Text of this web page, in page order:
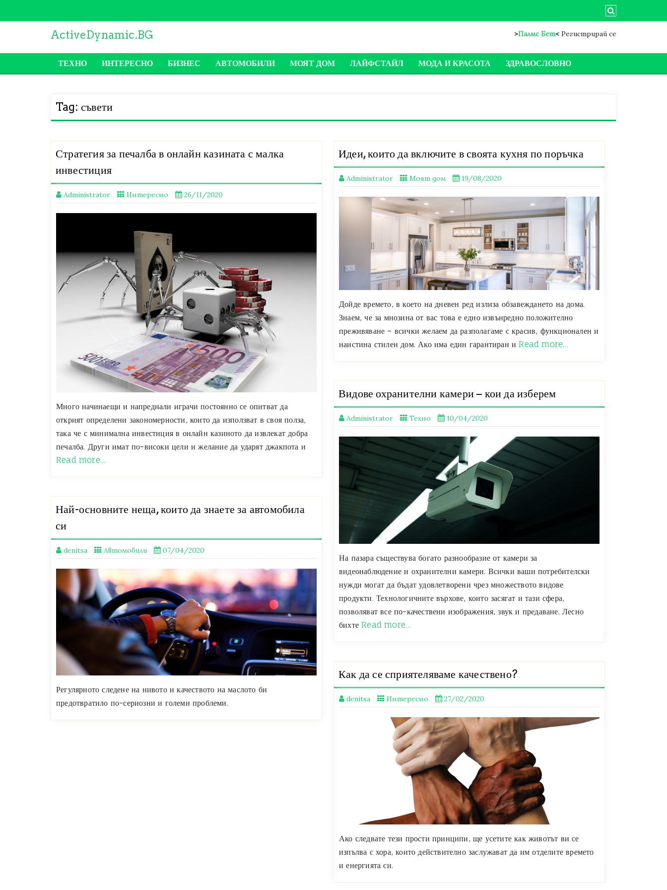
ActiveDynamic.BG >Палмс Бет< Регистрирай се
ТЕХНО ИНТЕРЕСНО БИЗНЕС АВТОМОБИЛИ МОЯТ ДОМ ЛАЙФСТАЙЛ МОДА И КРАСОТА ЗДРАВОСЛОВНО
Tag: съвети
Стратегия за печалба в онлайн казината с малка
инвестиция
Administrator Интересно 26/11/2020
Много начинаещи и напреднали играчи постоянно се опитват да
открият определени закономерности, които да използват в своя полза,
така че с минимална инвестиция в онлайн казиното да извлекат добра
печалба. Други имат по-високи цели и желание да ударят джакпота и
Read more…
Идеи, които да включите в своята кухня по поръчка
Administrator Моят дом 19/08/2020
Дойде времето, в което на дневен ред излиза обзавеждането на дома.
Знаем, че за мнозина от вас това е едно извънредно положително
преживяване – всички желаем да разполагаме с красив, функционален и
наистина стилен дом. Ако има един гарантиран иRead more…
Видове охранителни камери – кои да изберем
Administrator Техно 10/04/2020
На пазара съществува богато разнообразие от камери за
видеонаблюдение и охранителни камери. Всички ваши потребителски
нужди могат да бъдат удовлетворени чрез множеството видове
продукти. Технологичните върхове, които засягат и тази сфера,
позволяват все по-качествени изображения, звук и предаване. Лесно
бихтеRead more…
Най-основните неща, които да знаете за автомобила
си
denitsa Автомобили 07/04/2020
Регулярното следене на нивото и качеството на маслото би
предотвратило по-сериозни и големи проблеми.
Как да се сприятеляваме качествено?
denitsa Интересно 27/02/2020
Ако следвате тези прости принципи, ще усетите как животът ви се
изпълва с хора, които действително заслужават да им отделите времето
и енергията си.